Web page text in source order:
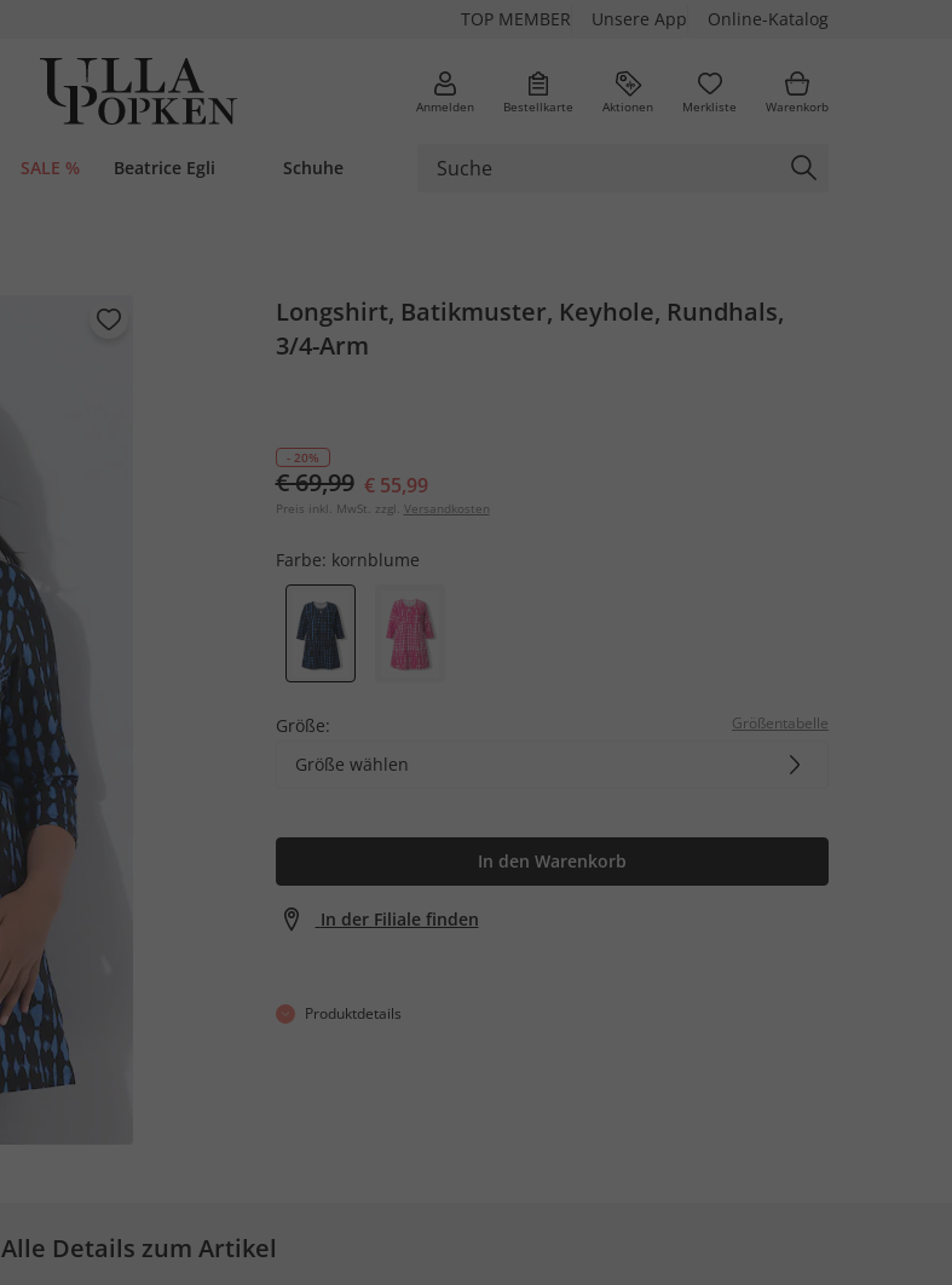
TOP MEMBER Unsere App Online-Katalog
Anmelden Bestellkarte Aktionen Merkliste Warenkorb
SALE % Beatrice Egli Schuhe
Longshirt, Batikmuster, Keyhole, Rundhals,
3/4-Arm
- 20%
€ 69,99 € 55,99
Preis inkl. MwSt. zzgl. Versandkosten
Farbe: kornblume
Größe: Größentabelle
Größe wählen
In den Warenkorb
In der Filiale finden
Produktdetails
Alle Details zum Artikel